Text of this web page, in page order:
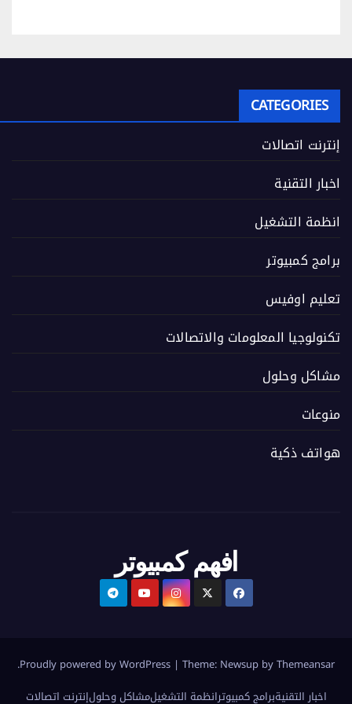
CATEGORIES
إنترنت اتصالات
اخبار التقنية
انظمة التشغيل
برامج كمبيوتر
تعليم اوفيس
تكنولوجيا المعلومات والاتصالات
مشاكل وحلول
منوعات
هواتف ذكية
افهم كمبيوتر
Proudly powered by WordPress | Theme: Newsup byThemeansar
.
اخبار التقنيةبرامج كمبيوترانظمة التشغيلمشاكل وحلولإنترنت اتصالات